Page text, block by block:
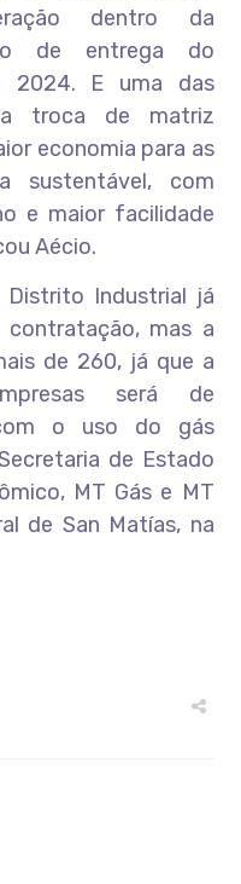
dentro da
de entrega do
2024. E uma das
troca de matriz
economia para as
sustentável, com
e maior facilidade
Aécio.
Industrial já
contratação, mas a
de 260, já que a
será de
o uso do gás
de Estado
MT Gás e MT
de San Matías, na